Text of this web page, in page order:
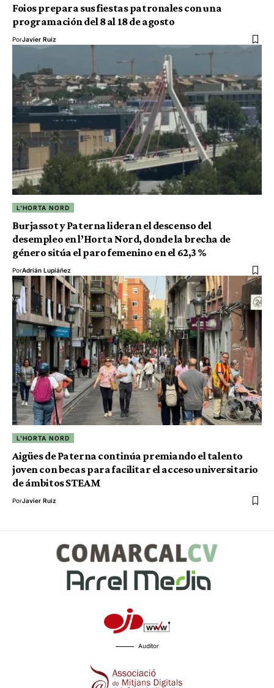
Foios prepara sus fiestas patronales con una
programación del 8 al 18 de agosto
PorJavier Ruiz
L'HORTA NORD
Burjassot y Paterna lideran el descenso del
desempleo en l’Horta Nord, donde la brecha de
género sitúa el paro femenino en el 62,3 %
PorAdrián Lupiáñez
L'HORTA NORD
Aigües de Paterna continúa premiando el talento
joven con becas para facilitar el acceso universitario
de ámbitos STEAM
PorJavier Ruiz
Auditor